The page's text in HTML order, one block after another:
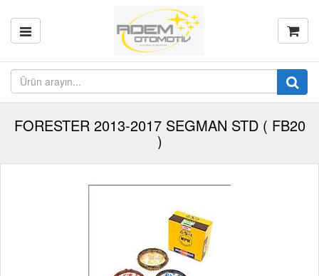
FORESTER 2013-2017 SEGMAN STD ( FB20
)